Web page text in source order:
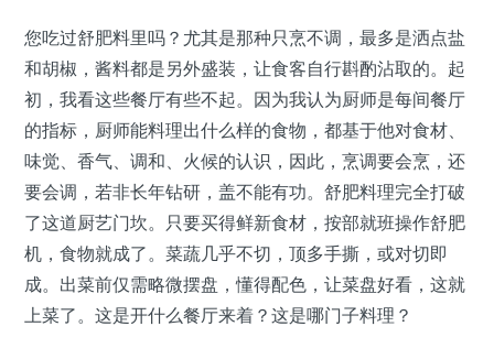
您吃过舒肥料里吗？尤其是那种只烹不调，最多是洒点盐
和胡椒，酱料都是另外盛装，让食客自行斟酌沾取的。起
初，我看这些餐厅有些不起。因为我认为厨师是每间餐厅
的指标，厨师能料理出什么样的食物，都基于他对食材、
味觉、香气、调和、火候的认识，因此，烹调要会烹，还
要会调，若非长年钻研，盖不能有功。舒肥料理完全打破
了这道厨艺门坎。只要买得鲜新食材，按部就班操作舒肥
机，食物就成了。菜蔬几乎不切，顶多手撕，或对切即
成。出菜前仅需略微摆盘，懂得配色，让菜盘好看，这就
上菜了。这是开什么餐厅来着？这是哪门子料理？